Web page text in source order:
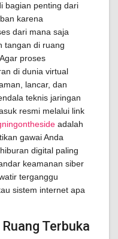
bagian penting dari
karena
dari mana saja
tangan di ruang
proses
di dunia virtual
lancar, dan
teknis jaringan
resmi melalui link
adalah
gawai Anda
digital paling
keamanan siber
terganggu
sistem internet apa
Terbuka